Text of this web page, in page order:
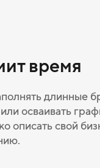
время
длинные
осваивать
описать свой